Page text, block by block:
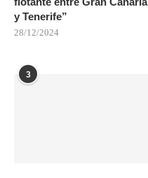
y Tenerife”
28/12/2024
3